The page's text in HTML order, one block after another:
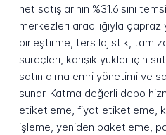
net satışlarının %31.6'sını
merkezleri aracılığıyla
birleştirme, ters lojistik, tam
süreçleri, karışık yükler için
satın alma emri yönetimi ve
sunar. Katma değerli depo
etiketleme, fiyat etiketleme,
işleme, yeniden paketleme,